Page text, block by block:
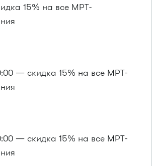
15% на все МРТ-
— скидка 15% на все МРТ-
— скидка 15% на все МРТ-